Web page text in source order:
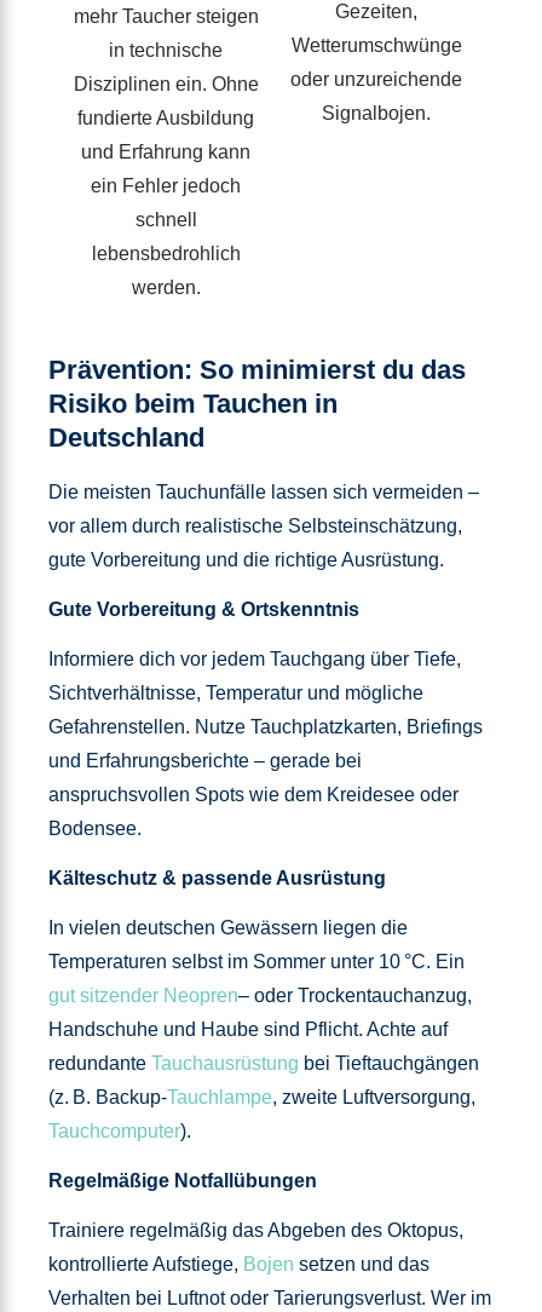
mehr Taucher steigen
in technische
Disziplinen ein. Ohne
fundierte Ausbildung
und Erfahrung kann
ein Fehler jedoch
schnell
lebensbedrohlich
werden.
Gezeiten,
Wetterumschwünge
oder unzureichende
Signalbojen.
Prävention: So minimierst du das
Risiko beim Tauchen in
Deutschland
Die meisten Tauchunfälle lassen sich vermeiden –
vor allem durch realistische Selbsteinschätzung,
gute Vorbereitung und die richtige Ausrüstung.
Gute Vorbereitung & Ortskenntnis
Informiere dich vor jedem Tauchgang über Tiefe,
Sichtverhältnisse, Temperatur und mögliche
Gefahrenstellen. Nutze Tauchplatzkarten, Briefings
und Erfahrungsberichte – gerade bei
anspruchsvollen Spots wie dem Kreidesee oder
Bodensee.
Kälteschutz & passende Ausrüstung
In vielen deutschen Gewässern liegen die
Temperaturen selbst im Sommer unter 10 °C. Ein
gut sitzender Neopren– oder Trockentauchanzug,
Handschuhe und Haube sind Pflicht. Achte auf
redundante Tauchausrüstung bei Tieftauchgängen
(z. B. Backup-Tauchlampe, zweite Luftversorgung,
Tauchcomputer).
Regelmäßige Notfallübungen
Trainiere regelmäßig das Abgeben des Oktopus,
kontrollierte Aufstiege, Bojen setzen und das
Verhalten bei Luftnot oder Tarierungsverlust. Wer im